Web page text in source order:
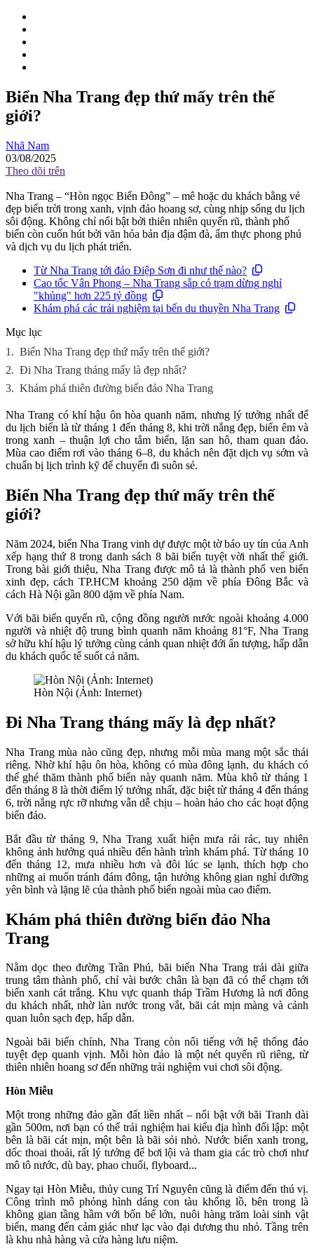
Biển Nha Trang đẹp thứ mấy trên thế
giới?
Nhã Nam
03/08/2025
Theo dõi trên
Nha Trang – “Hòn ngọc Biển Đông” – mê hoặc du khách bằng vẻ
đẹp biển trời trong xanh, vịnh đảo hoang sơ, cùng nhịp sống du lịch
sôi động. Không chỉ nổi bật bởi thiên nhiên quyến rũ, thành phố
biển còn cuốn hút bởi văn hóa bản địa đậm đà, ẩm thực phong phú
và dịch vụ du lịch phát triển.
Từ Nha Trang tới đảo Điệp Sơn đi như thế nào?
Cao tốc Vân Phong – Nha Trang sắp có trạm dừng nghỉ
"khủng" hơn 225 tỷ đồng
Khám phá các trải nghiệm tại bến du thuyền Nha Trang
Mục lục
1. Biển Nha Trang đẹp thứ mấy trên thế giới?
2. Đi Nha Trang tháng mấy là đẹp nhất?
3. Khám phá thiên đường biển đảo Nha Trang
Nha Trang có khí hậu ôn hòa quanh năm, nhưng lý tưởng nhất để
du lịch biển là từ tháng 1 đến tháng 8, khi trời nắng đẹp, biển êm và
trong xanh – thuận lợi cho tắm biển, lặn san hô, tham quan đảo.
Mùa cao điểm rơi vào tháng 6–8, du khách nên đặt dịch vụ sớm và
chuẩn bị lịch trình kỹ để chuyến đi suôn sẻ.
Biển Nha Trang đẹp thứ mấy trên thế
giới?
Năm 2024, biển Nha Trang vinh dự được một tờ báo uy tín của Anh
xếp hạng thứ 8 trong danh sách 8 bãi biển tuyệt vời nhất thế giới.
Trong bài giới thiệu, Nha Trang được mô tả là thành phố ven biển
xinh đẹp, cách TP.HCM khoảng 250 dặm về phía Đông Bắc và
cách Hà Nội gần 800 dặm về phía Nam.
Với bãi biển quyến rũ, cộng đồng người nước ngoài khoảng 4.000
người và nhiệt độ trung bình quanh năm khoảng 81°F, Nha Trang
sở hữu khí hậu lý tưởng cùng cảnh quan nhiệt đới ấn tượng, hấp dẫn
du khách quốc tế suốt cả năm.
Hòn Nội (Ảnh: Internet)
Đi Nha Trang tháng mấy là đẹp nhất?
Nha Trang mùa nào cũng đẹp, nhưng mỗi mùa mang một sắc thái
riêng. Nhờ khí hậu ôn hòa, không có mùa đông lạnh, du khách có
thể ghé thăm thành phố biển này quanh năm. Mùa khô từ tháng 1
đến tháng 8 là thời điểm lý tưởng nhất, đặc biệt từ tháng 4 đến tháng
6, trời nắng rực rỡ nhưng vẫn dễ chịu – hoàn hảo cho các hoạt động
biển đảo.
Bắt đầu từ tháng 9, Nha Trang xuất hiện mưa rải rác, tuy nhiên
không ảnh hưởng quá nhiều đến hành trình khám phá. Từ tháng 10
đến tháng 12, mưa nhiều hơn và đôi lúc se lạnh, thích hợp cho
những ai muốn tránh đám đông, tận hưởng không gian nghỉ dưỡng
yên bình và lặng lẽ của thành phố biển ngoài mùa cao điểm.
Khám phá thiên đường biển đảo Nha
Trang
Nằm dọc theo đường Trần Phú, bãi biển Nha Trang trải dài giữa
trung tâm thành phố, chỉ vài bước chân là bạn đã có thể chạm tới
biển xanh cát trắng. Khu vực quanh tháp Trầm Hương là nơi đông
du khách nhất, nhờ làn nước trong vắt, bãi cát mịn màng và cảnh
quan luôn sạch đẹp, hấp dẫn.
Ngoài bãi biển chính, Nha Trang còn nổi tiếng với hệ thống đảo
tuyệt đẹp quanh vịnh. Mỗi hòn đảo là một nét quyến rũ riêng, từ
thiên nhiên hoang sơ đến những trải nghiệm vui chơi sôi động.
Hòn Miễu
Một trong những đảo gần đất liền nhất – nổi bật với bãi Tranh dài
gần 500m, nơi bạn có thể trải nghiệm hai kiểu địa hình đối lập: một
bên là bãi cát mịn, một bên là bãi sỏi nhỏ. Nước biển xanh trong,
dốc thoai thoải, rất lý tưởng để bơi lội và tham gia các trò chơi như
mô tô nước, dù bay, phao chuối, flyboard...
Ngay tại Hòn Miễu, thủy cung Trí Nguyên cũng là điểm đến thú vị.
Công trình mô phỏng hình dáng con tàu khổng lồ, bên trong là
không gian tầng hầm với bốn bể lớn, nuôi hàng trăm loài sinh vật
biển, mang đến cảm giác như lạc vào đại dương thu nhỏ. Tầng trên
là khu nhà hàng và cửa hàng lưu niệm.